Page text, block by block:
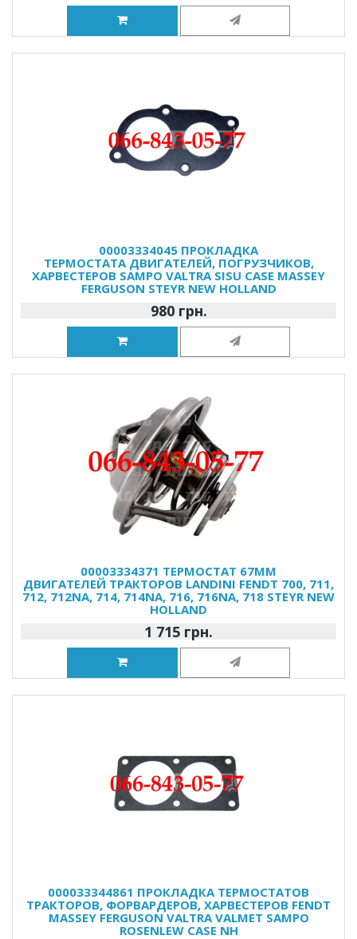
00003334045 ПРОКЛАДКА
ТЕРМОСТАТА ДВИГАТЕЛЕЙ, ПОГРУЗЧИКОВ,
ХАРВЕСТЕРОВ SAMPO VALTRA SISU CASE MASSEY
FERGUSON STEYR NEW HOLLAND
980 грн.
00003334371 ТЕРМОСТАТ 67ММ
ДВИГАТЕЛЕЙ ТРАКТОРОВ LANDINI FENDT 700, 711,
712, 712NA, 714, 714NA, 716, 716NA, 718 STEYR NEW
HOLLAND
1 715 грн.
000033344861 ПРОКЛАДКА ТЕРМОСТАТОВ
ТРАКТОРОВ, ФОРВАРДЕРОВ, ХАРВЕСТЕРОВ FENDT
MASSEY FERGUSON VALTRA VALMET SAMPO
ROSENLEW CASE NH